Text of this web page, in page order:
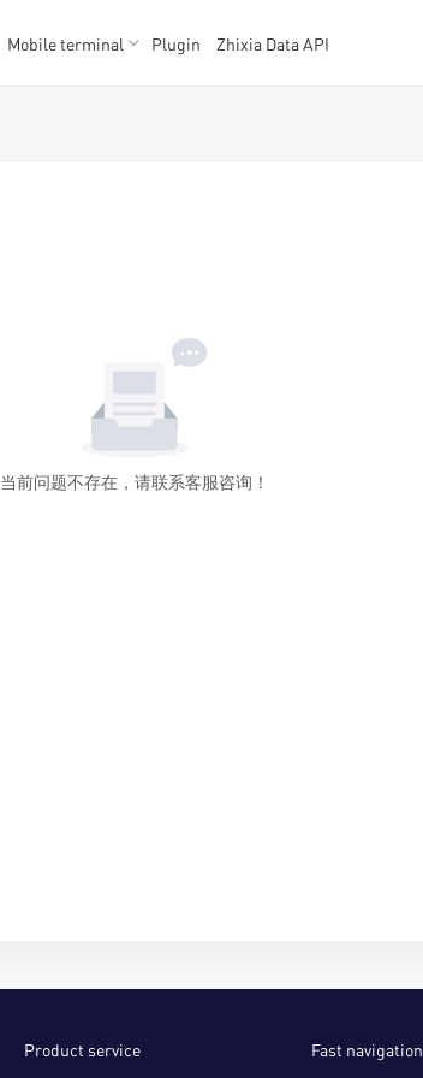
Mobile terminal Plugin Zhixia Data API
当前问题不存在，请联系客服咨询！
Product service Fast navigation